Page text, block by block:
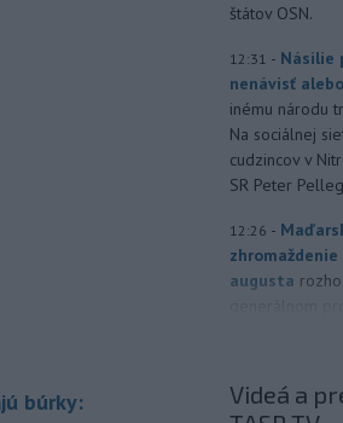
búrky:
štátov OSN.
12:31 - Násilie
nenávisť
inému národu
Na sociálnej
cudzincov v
SR Peter
12:26 -
augusta
šesťmesačnej
12:00 - Silné
Videá a